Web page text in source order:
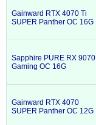
Gainward RTX 4070 Ti
SUPER Panther OC 16G
Sapphire PURE RX 9070
Gaming OC 16G
Gainward RTX 4070
SUPER Panther OC 12G